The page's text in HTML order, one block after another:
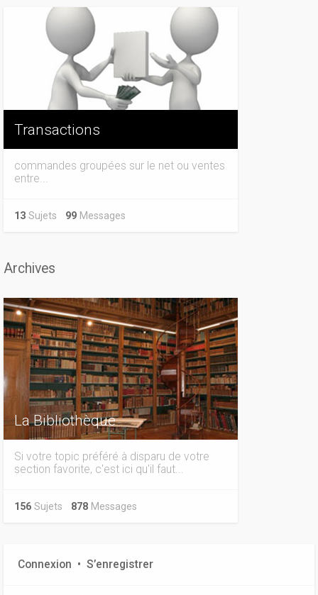
Transactions
commandes groupées sur le net ou ventes
entre...
13 Sujets 99 Messages
Archives
La Bibliothèque
Si votre topic préféré à disparu de votre
section favorite, c'est ici qu'il faut...
156 Sujets 878 Messages
Connexion • S’enregistrer